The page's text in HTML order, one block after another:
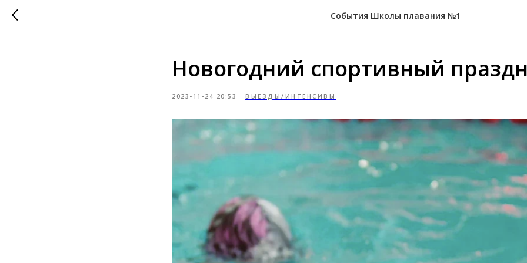
События Школы плавания №1
Новогодний спортивный
2023-11-24 20:53 ВЫЕЗДЫ/ИНТЕНСИВЫ